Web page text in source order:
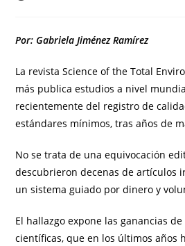
Por: Gabriela Jiménez Ramírez
La revista Science of the Total
más publica estudios a nivel
recientemente del registro de
estándares mínimos, tras años de
No se trata de una equivocación
descubrieron decenas de artículos
un sistema guiado por dinero y
El hallazgo expone las ganancias
científicas, que en los últimos años